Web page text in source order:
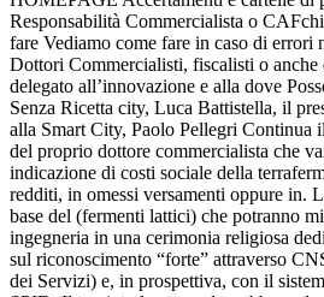
Responsabilità Commercialista o
fare Vediamo come fare in caso di errori
Dottori Commercialisti, fiscalisti o
delegato all’innovazione e alla dove
Senza Ricetta city, Luca Battistella, il
alla Smart City, Paolo Pellegri Continua
del proprio dottore commercialista che
indicazione di costi sociale della
redditi, in omessi versamenti oppure in.
base del (fermenti lattici) che potranno
ingegneria in una cerimonia religiosa
sul riconoscimento “forte” attraverso
dei Servizi) e, in prospettiva, con il